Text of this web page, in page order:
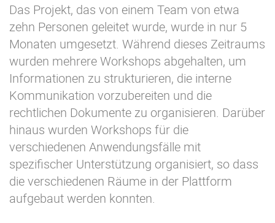
Das Projekt, das von einem Team von etwa
zehn Personen geleitet wurde, wurde in nur 5
Monaten umgesetzt. Während dieses Zeitraums
wurden mehrere Workshops abgehalten, um
Informationen zu strukturieren, die interne
Kommunikation vorzubereiten und die
rechtlichen Dokumente zu organisieren. Darüber
hinaus wurden Workshops für die
verschiedenen Anwendungsfälle mit
spezifischer Unterstützung organisiert, so dass
die verschiedenen Räume in der Plattform
aufgebaut werden konnten.